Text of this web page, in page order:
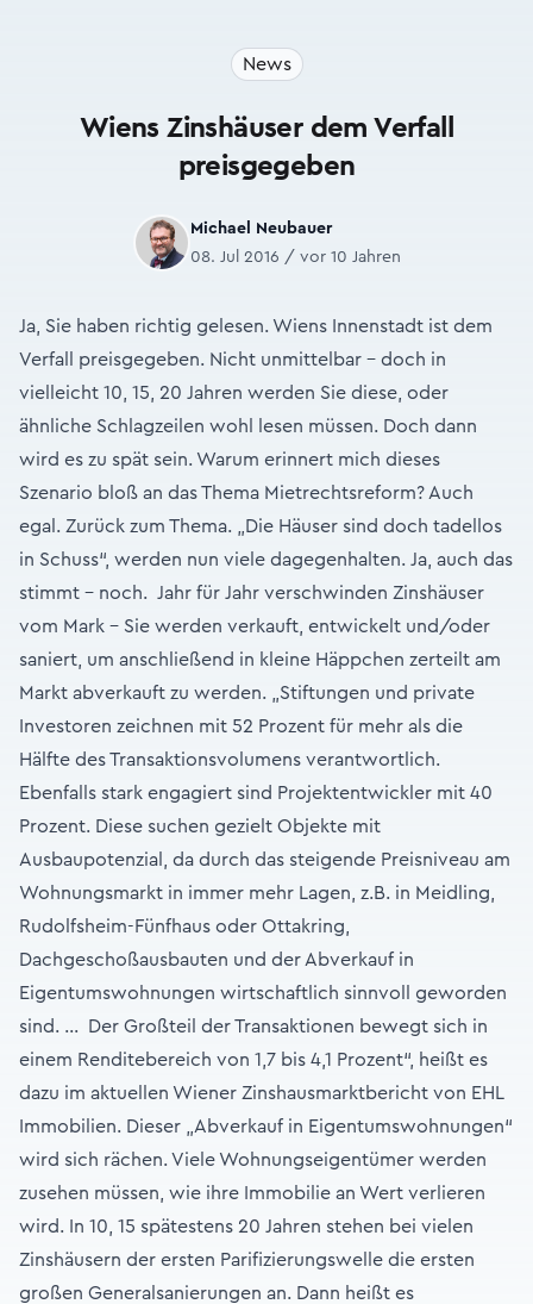
News
Wiens Zinshäuser dem Verfall
preisgegeben
Michael Neubauer
08. Jul 2016 / vor 10 Jahren
Ja, Sie haben richtig gelesen. Wiens Innenstadt ist dem
Verfall preisgegeben. Nicht unmittelbar – doch in
vielleicht 10, 15, 20 Jahren werden Sie diese, oder
ähnliche Schlagzeilen wohl lesen müssen. Doch dann
wird es zu spät sein. Warum erinnert mich dieses
Szenario bloß an das Thema Mietrechtsreform? Auch
egal. Zurück zum Thema. „Die Häuser sind doch tadellos
in Schuss“, werden nun viele dagegenhalten. Ja, auch das
stimmt – noch. Jahr für Jahr verschwinden Zinshäuser
vom Mark – Sie werden verkauft, entwickelt und/oder
saniert, um anschließend in kleine Häppchen zerteilt am
Markt abverkauft zu werden. „Stiftungen und private
Investoren zeichnen mit 52 Prozent für mehr als die
Hälfte des Transaktionsvolumens verantwortlich.
Ebenfalls stark engagiert sind Projektentwickler mit 40
Prozent. Diese suchen gezielt Objekte mit
Ausbaupotenzial, da durch das steigende Preisniveau am
Wohnungsmarkt in immer mehr Lagen, z.B. in Meidling,
Rudolfsheim-Fünfhaus oder Ottakring,
Dachgeschoßausbauten und der Abverkauf in
Eigentumswohnungen wirtschaftlich sinnvoll geworden
sind. … Der Großteil der Transaktionen bewegt sich in
einem Renditebereich von 1,7 bis 4,1 Prozent“, heißt es
dazu im aktuellen Wiener Zinshausmarktbericht von EHL
Immobilien. Dieser „Abverkauf in Eigentumswohnungen“
wird sich rächen. Viele Wohnungseigentümer werden
zusehen müssen, wie ihre Immobilie an Wert verlieren
wird. In 10, 15 spätestens 20 Jahren stehen bei vielen
Zinshäusern der ersten Parifizierungswelle die ersten
großen Generalsanierungen an. Dann heißt es